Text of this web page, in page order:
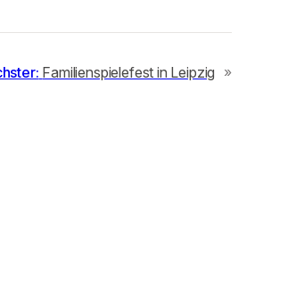
Familienspielefest in Leipzig »